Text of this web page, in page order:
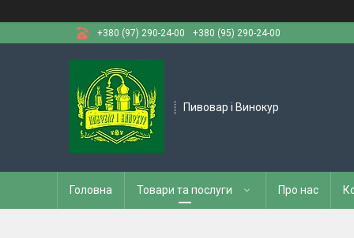
+380 (97) 290-24-00 +380 (95) 290-24-00
Пивовар і Винокур
Головна Товари та послуги Про нас